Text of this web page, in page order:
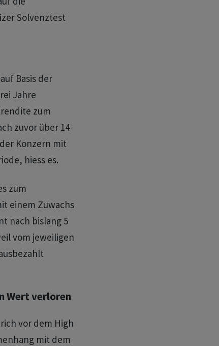
Solvenztest
auf Basis der
Jahre
zum
zuvor über 14
Konzern mit
hiess es.
zum
einem Zuwachs
nach bislang 5
vom jeweiligen
Wert verloren
vor dem High
mit dem